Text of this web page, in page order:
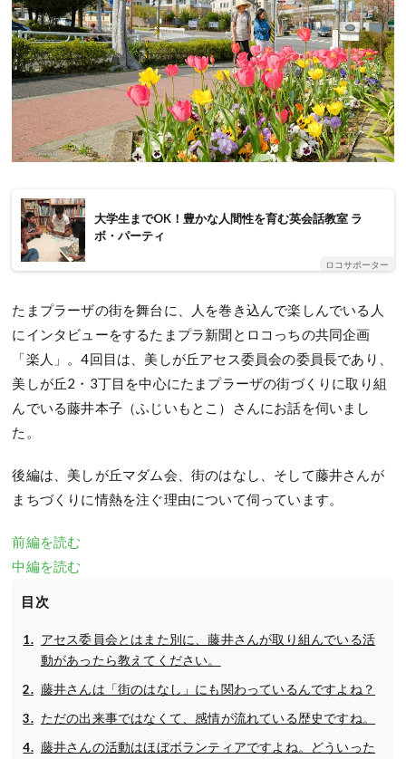
大学生までOK！豊かな人間性を育む英会話教室 ラ
ボ・パーティ
ロコサポーター
たまプラーザの街を舞台に、人を巻き込んで楽しんでいる人
にインタビューをするたまプラ新聞とロコっちの共同企画
「楽人」。4回目は、美しが丘アセス委員会の委員長であり、
美しが丘2・3丁目を中心にたまプラーザの街づくりに取り組
んでいる藤井本子（ふじいもとこ）さんにお話を伺いまし
た。
後編は、美しが丘マダム会、街のはなし、そして藤井さんが
まちづくりに情熱を注ぐ理由について伺っています。
前編を読む
中編を読む
目次
アセス委員会とはまた別に、藤井さんが取り組んでいる活
動があったら教えてください。
藤井さんは「街のはなし」にも関わっているんですよね？
ただの出来事ではなくて、感情が流れている歴史ですね。
藤井さんの活動はほぼボランティアですよね。どういった